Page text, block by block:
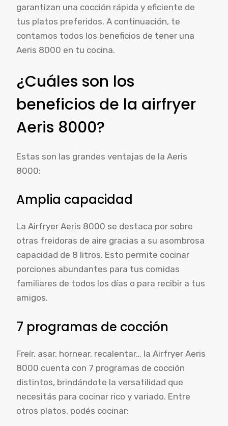
garantizan una cocción rápida y eficiente de
tus platos preferidos. A continuación, te
contamos todos los beneficios de tener una
Aeris 8000 en tu cocina.
¿Cuáles son los
beneficios de la airfryer
Aeris 8000?
Estas son las grandes ventajas de la Aeris
8000:
Amplia capacidad
La Airfryer Aeris 8000 se destaca por sobre
otras freidoras de aire gracias a su asombrosa
capacidad de 8 litros. Esto permite cocinar
porciones abundantes para tus comidas
familiares de todos los días o para recibir a tus
amigos.
7 programas de cocción
Freír, asar, hornear, recalentar… la Airfryer Aeris
8000 cuenta con 7 programas de cocción
distintos, brindándote la versatilidad que
necesitás para cocinar rico y variado. Entre
otros platos, podés cocinar: